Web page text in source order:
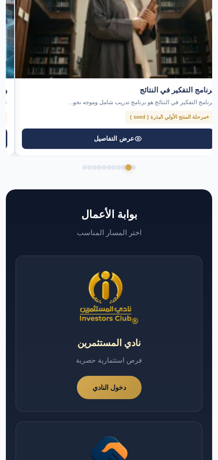
برنامج التفكير في النتائج
برنامج التفكير في النتائج هو برنامج تدريب شامل وموجه نحو...
مرحلة المنتج الأولي البذرة ( seed )
عرض التفاصيل
بوابة الأعمال
اختر المسار المناسب
نادي المستثمرين
فرص استثمارية حصرية
دخول النادي